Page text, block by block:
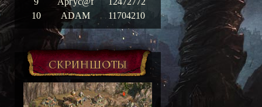
10
ADAM 11704210
Скриншоты